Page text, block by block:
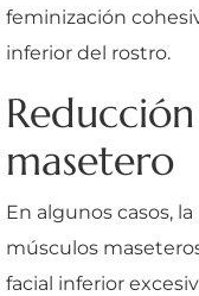
feminización
inferior del rostro.
masetero
En algunos casos,
músculos
facial inferior